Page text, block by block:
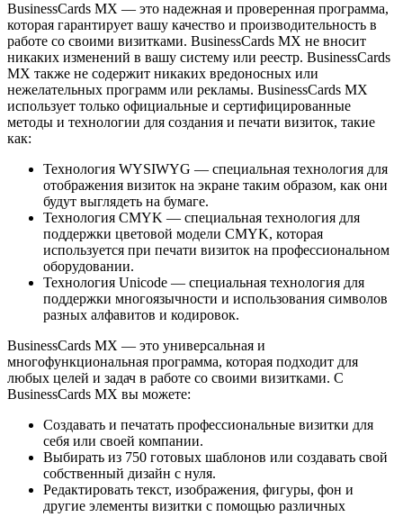
BusinessCards MX — это надежная и проверенная программа,
которая гарантирует вашу качество и производительность в
работе со своими визитками. BusinessCards MX не вносит
никаких изменений в вашу систему или реестр. BusinessCards
MX также не содержит никаких вредоносных или
нежелательных программ или рекламы. BusinessCards MX
использует только официальные и сертифицированные
методы и технологии для создания и печати визиток, такие
как:
Технология WYSIWYG — специальная технология для
отображения визиток на экране таким образом, как они
будут выглядеть на бумаге.
Технология CMYK — специальная технология для
поддержки цветовой модели CMYK, которая
используется при печати визиток на профессиональном
оборудовании.
Технология Unicode — специальная технология для
поддержки многоязычности и использования символов
разных алфавитов и кодировок.
BusinessCards MX — это универсальная и
многофункциональная программа, которая подходит для
любых целей и задач в работе со своими визитками. С
BusinessCards MX вы можете:
Создавать и печатать профессиональные визитки для
себя или своей компании.
Выбирать из 750 готовых шаблонов или создавать свой
собственный дизайн с нуля.
Редактировать текст, изображения, фигуры, фон и
другие элементы визитки с помощью различных